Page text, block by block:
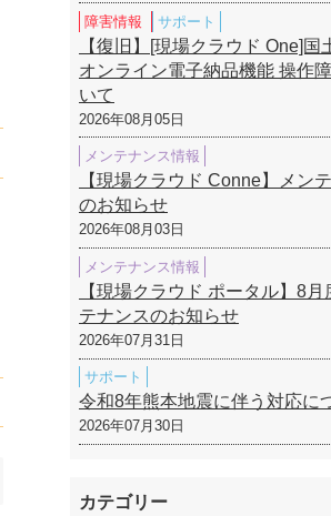
障害情報 サポート
【復旧】[現場クラウド One]国
オンライン電子納品機能 操作
いて
2026年08月05日
メンテナンス情報
【現場クラウド Conne】メン
のお知らせ
2026年08月03日
メンテナンス情報
【現場クラウド ポータル】8月
テナンスのお知らせ
2026年07月31日
サポート
令和8年熊本地震に伴う対応に
2026年07月30日
カテゴリー